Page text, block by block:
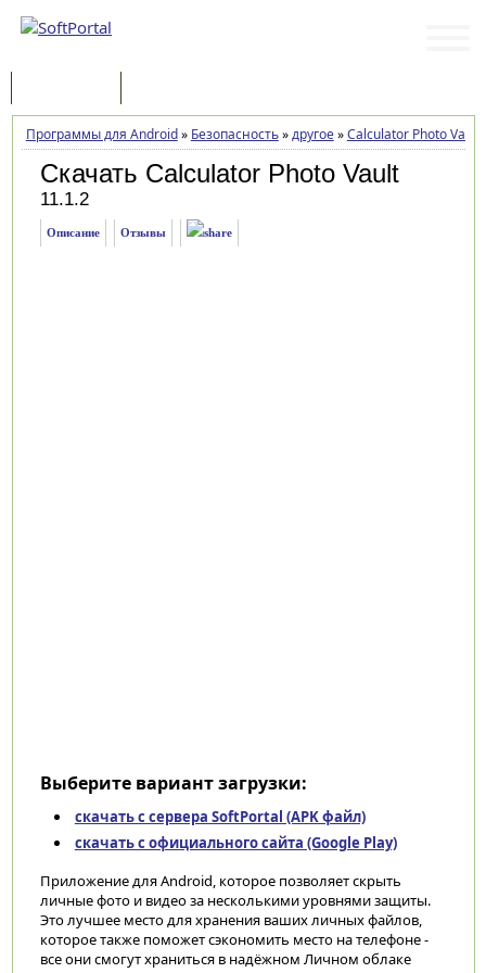
Программы для Android» Безопасность»другое»Calculator Photo Vault
Скачать Calculator Photo Vault
11.1.2
Описание Отзывы
Выберите вариант загрузки:
скачать с сервера SoftPortal (APK файл)
скачать с официального сайта (Google Play)
Приложение для Android, которое позволяет скрыть
личные фото и видео за несколькими уровнями защиты.
Это лучшее место для хранения ваших личных файлов,
которое также поможет сэкономить место на телефоне -
все они смогут храниться в надёжном Личном облаке